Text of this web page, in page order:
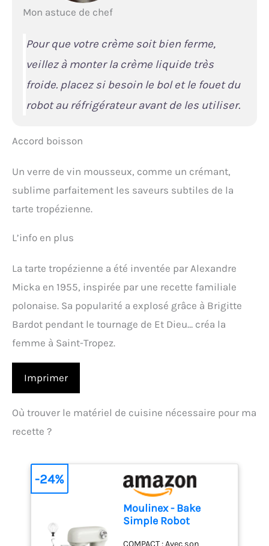
Mon astuce de chef
Pour que votre crème soit bien ferme,
veillez à monter la crème liquide très
froide. placez si besoin le bol et le fouet du
robot au réfrigérateur avant de les utiliser.
Accord boisson
Un verre de vin mousseux, comme un crémant,
sublime parfaitement les saveurs subtiles de la
tarte tropézienne.
L’info en plus
La tarte tropézienne a été inventée par Alexandre
Micka en 1955, inspirée par une recette familiale
polonaise. Sa popularité a explosé grâce à Brigitte
Bardot pendant le tournage de Et Dieu… créa la
femme à Saint-Tropez.
Imprimer
Où trouver le matériel de cuisine nécessaire pour ma
recette ?
Moulinex - Bake
Simple Robot
-24%